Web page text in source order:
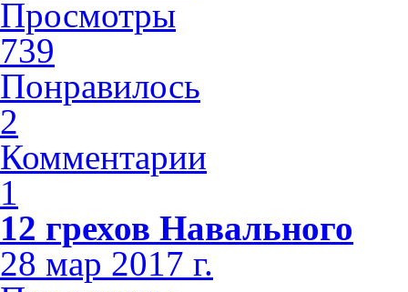
Просмотры
739
Понравилось
2
Комментарии
1
12 грехов Навального
28 мар 2017 г.